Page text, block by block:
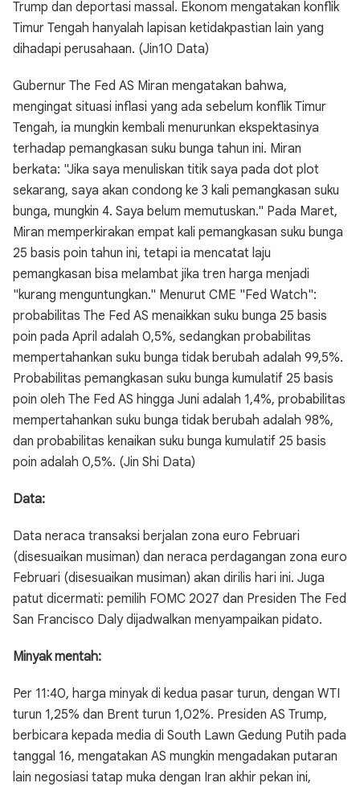
Trump dan deportasi massal. Ekonom mengatakan konflik
Timur Tengah hanyalah lapisan ketidakpastian lain yang
dihadapi perusahaan. (Jin10 Data)
Gubernur The Fed AS Miran mengatakan bahwa,
mengingat situasi inflasi yang ada sebelum konflik Timur
Tengah, ia mungkin kembali menurunkan ekspektasinya
terhadap pemangkasan suku bunga tahun ini. Miran
berkata: "Jika saya menuliskan titik saya pada dot plot
sekarang, saya akan condong ke 3 kali pemangkasan suku
bunga, mungkin 4. Saya belum memutuskan." Pada Maret,
Miran memperkirakan empat kali pemangkasan suku bunga
25 basis poin tahun ini, tetapi ia mencatat laju
pemangkasan bisa melambat jika tren harga menjadi
"kurang menguntungkan." Menurut CME "Fed Watch":
probabilitas The Fed AS menaikkan suku bunga 25 basis
poin pada April adalah 0,5%, sedangkan probabilitas
mempertahankan suku bunga tidak berubah adalah 99,5%.
Probabilitas pemangkasan suku bunga kumulatif 25 basis
poin oleh The Fed AS hingga Juni adalah 1,4%, probabilitas
mempertahankan suku bunga tidak berubah adalah 98%,
dan probabilitas kenaikan suku bunga kumulatif 25 basis
poin adalah 0,5%. (Jin Shi Data)
Data:
Data neraca transaksi berjalan zona euro Februari
(disesuaikan musiman) dan neraca perdagangan zona euro
Februari (disesuaikan musiman) akan dirilis hari ini. Juga
patut dicermati: pemilih FOMC 2027 dan Presiden The Fed
San Francisco Daly dijadwalkan menyampaikan pidato.
Minyak mentah:
Per 11:40, harga minyak di kedua pasar turun, dengan WTI
turun 1,25% dan Brent turun 1,02%. Presiden AS Trump,
berbicara kepada media di South Lawn Gedung Putih pada
tanggal 16, mengatakan AS mungkin mengadakan putaran
lain negosiasi tatap muka dengan Iran akhir pekan ini,